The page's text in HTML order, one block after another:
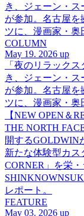
き、ジェーン・
が参加。名古屋を
ツに、漫画家・奥
COLUMN
May 19. 2026 up
「夜のリラック
き、ジェーン・
が参加。名古屋を
ツに、漫画家・奥
【NEW OPEN＆
THE NORTH
開するGOLDWIN
新たな体験型カス
CORNER」を栄・
レポート。
FEATURE
May 03. 2026 up